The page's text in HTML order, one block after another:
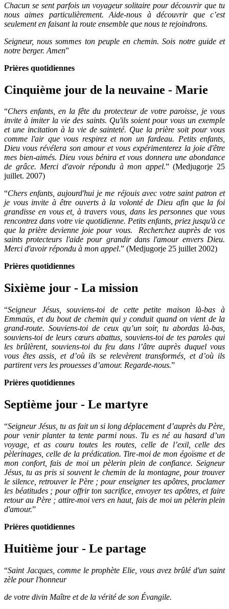
Chacun se sent parfois un voyageur solitaire pour découvrir que tu
nous aimes particulièrement. Aide-nous à découvrir que c’est
seulement en faisant la route ensemble que nous te rejoindrons.
Seigneur, nous sommes ton peuple en chemin. Sois notre guide et
notre berger. Amen”
Prières quotidiennes
Cinquième jour de la neuvaine - Marie
“Chers enfants, en la fête du protecteur de votre paroisse, je vous
invite à imiter la vie des saints. Qu'ils soient pour vous un exemple
et une incitation à la vie de sainteté. Que la prière soit pour vous
comme l'air que vous respirez et non un fardeau. Petits enfants,
Dieu vous révélera son amour et vous expérimenterez la joie d'être
mes bien-aimés. Dieu vous bénira et vous donnera une abondance
de grâce. Merci d'avoir répondu à mon appel.” (Medjugorje 25
juillet. 2007)
“Chers enfants, aujourd'hui je me réjouis avec votre saint patron et
je vous invite à être ouverts à la volonté de Dieu afin que la foi
grandisse en vous et, à travers vous, dans les personnes que vous
rencontrez dans votre vie quotidienne. Petits enfants, priez jusqu'à ce
que la prière devienne joie pour vous. Recherchez auprès de vos
saints protecteurs l'aide pour grandir dans l'amour envers Dieu.
Merci d'avoir répondu à mon appel.” (Medjugorje 25 juillet 2002)
Prières quotidiennes
Sixième jour - La mission
“Seigneur Jésus, souviens-toi de cette petite maison là-bas à
Emmaüs, et du bout de chemin qui y conduit quand on vient de la
grand-route. Souviens-toi de ceux qu’un soir, tu abordas là-bas,
souviens-toi de leurs cœurs abattus, souviens-toi de tes paroles qui
les brûlèrent, souviens-toi du feu dans l’âtre auprès duquel vous
vous êtes assis, et d’où ils se relevèrent transformés, et d’où ils
partirent vers les prouesses d’amour. Regarde-nous.”
Prières quotidiennes
Septième jour - Le martyre
“Seigneur Jésus, tu as fait un si long déplacement d’auprès du Père,
pour venir planter ta tente parmi nous. Tu es né au hasard d’un
voyage, et as couru toutes les routes, celle de l’exil, celle des
pèlerinages, celle de la prédication. Tire-moi de mon égoïsme et de
mon confort, fais de moi un pèlerin plein de confiance. Seigneur
Jésus, tu as pris si souvent le chemin de la montagne, pour trouver
le silence, retrouver le Père ; pour enseigner tes apôtres, proclamer
les béatitudes ; pour offrir ton sacrifice, envoyer tes apôtres, et faire
retour au Père ; attire-moi vers en haut, fais de moi un pèlerin plein
d'amour.”
Prières quotidiennes
Huitième jour - Le partage
“Saint Jacques, comme le prophète Elie, vous avez brûlé d'un saint
zèle pour l'honneur
de votre divin Maître et de la vérité de son Évangile.